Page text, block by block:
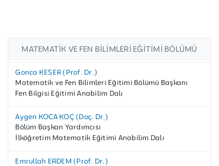
MATEMATIK VE FEN BILIMLERI EĞITIMI BÖLÜMÜ
Gonca KESER (Prof. Dr.)
Matematik ve Fen Bilimleri Eğitimi Bölümü Başkanı
Fen Bilgisi Eğitimi Anabilim Dalı
Aygen KOCA KOÇ (Doç. Dr.)
Bölüm Başkan Yardımcısı
İlköğretim Matematik Eğitimi Anabilim Dalı
Emrullah ERDEM (Prof. Dr.)